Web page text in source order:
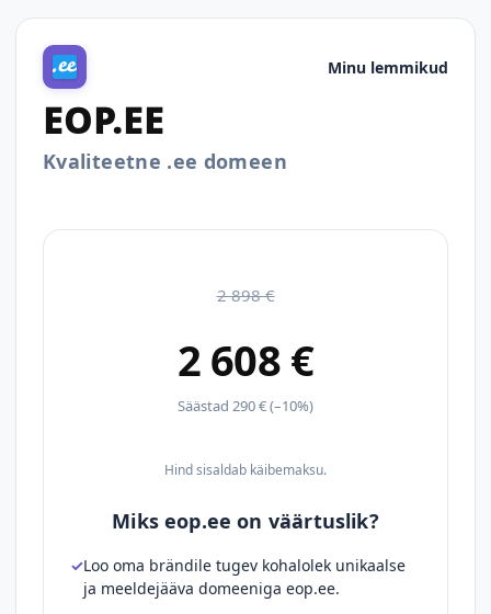
Minu lemmikud
EOP.EE
Kvaliteetne .ee domeen
2 898 €
2 608 €
Säästad 290 € (–10%)
Hind sisaldab käibemaksu.
Miks eop.ee on väärtuslik?
Loo oma brändile tugev kohalolek unikaalse
ja meeldejääva domeeniga eop.ee.